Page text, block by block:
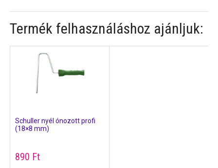
Termék felhasználáshoz ajánljuk:
Schuller nyél ónozott profi
(18×8 mm)
890 Ft